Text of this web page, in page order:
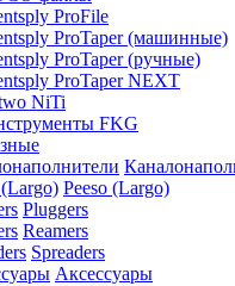
ProFile
ProTaper (машинные)
ProTaper (ручные)
ProTaper NEXT
NiTi
FKG
Peeso (Largo)
Pluggers
Reamers
Spreaders
Аксессуары